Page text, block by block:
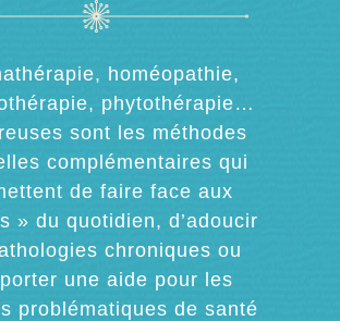
homéopathie,
phytothérapie…
sont les méthodes
complémentaires qui
de faire face aux
» du quotidien, d’adoucir
chroniques ou
une aide pour les
problématiques de santé